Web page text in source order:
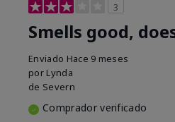
3
Smells good,
Enviado Hace 9 meses
por Lynda
de Severn
Comprador verificado